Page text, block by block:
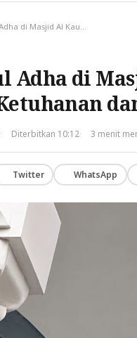
Adha di
· Diterbitkan 10:12· 3 menit
Twitter WhatsApp